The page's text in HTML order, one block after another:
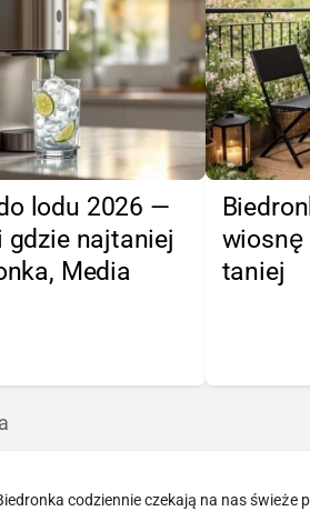
lodu 2026 —
gdzie najtaniej
Media
wiosnę
taniej
codziennie czekają na nas